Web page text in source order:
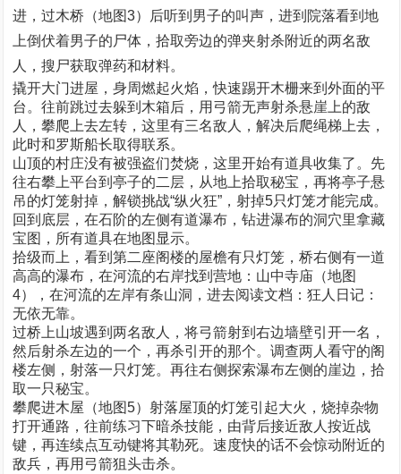
进，过木桥（地图3）后听到男子的叫声，进到院落看到地
上倒伏着男子的尸体，拾取旁边的弹夹射杀附近的两名敌
人，搜尸获取弹药和材料。
撬开大门进屋，身周燃起火焰，快速踢开木栅来到外面的平
台。往前跳过去躲到木箱后，用弓箭无声射杀悬崖上的敌
人，攀爬上去左转，这里有三名敌人，解决后爬绳梯上去，
此时和罗斯船长取得联系。
山顶的村庄没有被强盗们焚烧，这里开始有道具收集了。先
往右攀上平台到亭子的二层，从地上拾取秘宝，再将亭子悬
吊的灯笼射掉，解锁挑战“纵火狂”，射掉5只灯笼才能完成。
回到底层，在石阶的左侧有道瀑布，钻进瀑布的洞穴里拿藏
宝图，所有道具在地图显示。
拾级而上，看到第二座阁楼的屋檐有只灯笼，桥右侧有一道
高高的瀑布，在河流的右岸找到营地：山中寺庙（地图
4），在河流的左岸有条山洞，进去阅读文档：狂人日记：
无依无靠。
过桥上山坡遇到两名敌人，将弓箭射到右边墙壁引开一名，
然后射杀左边的一个，再杀引开的那个。调查两人看守的阁
楼左侧，射落一只灯笼。再往右侧探索瀑布左侧的崖边，拾
取一只秘宝。
攀爬进木屋（地图5）射落屋顶的灯笼引起大火，烧掉杂物
打开通路，往前练习下暗杀技能，由背后接近敌人按近战
键，再连续点互动键将其勒死。速度快的话不会惊动附近的
敌兵，再用弓箭狙头击杀。